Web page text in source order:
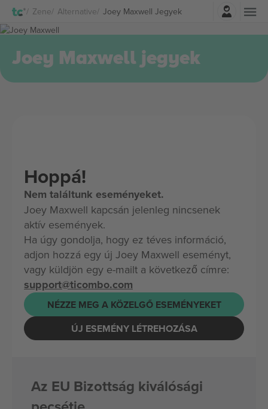
Zene Alternative Joey Maxwell Jegyek
Belépés
Joey Maxwell jegyek
Hoppá!
Nem találtunk eseményeket.
Joey Maxwell kapcsán jelenleg nincsenek
aktív események.
Ha úgy gondolja, hogy ez téves információ,
adjon hozzá egy új Joey Maxwell eseményt,
vagy küldjön egy e-mailt a következő címre:
support@ticombo.com
NÉZZE MEG A KÖZELGŐ ESEMÉNYEKET
ÚJ ESEMÉNY LÉTREHOZÁSA
Az EU Bizottság kiválósági